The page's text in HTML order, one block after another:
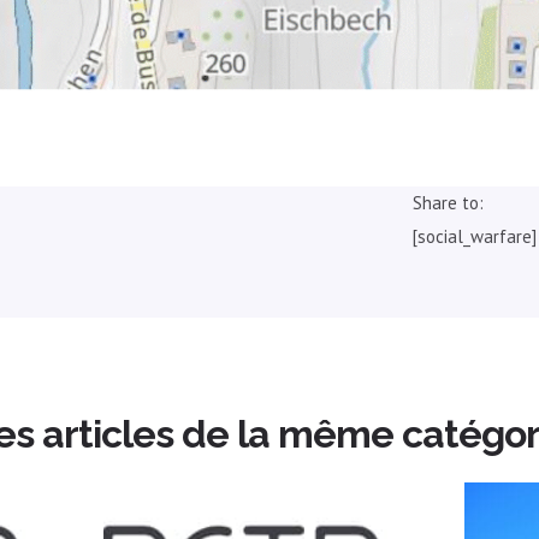
Share to:
[social_warfare]
articles de la même